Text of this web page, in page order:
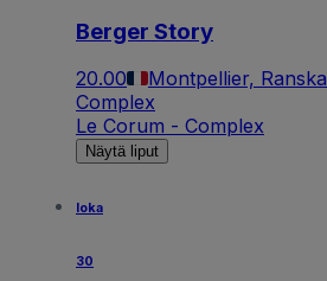
Berger Story
20.00 Montpellier, Ranska
Complex
Le Corum - Complex
Näytä liput
loka
30